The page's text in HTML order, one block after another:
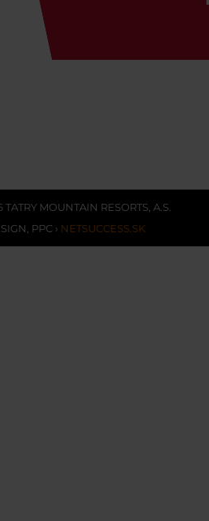
MOUNTAIN RESORTS, A.S.
PPC › NETSUCCESS.SK